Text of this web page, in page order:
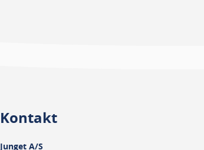
Kontakt
Junget A/S